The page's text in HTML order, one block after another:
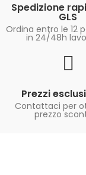
Spedizione
GLS
Ordina entro le 12
in 24/48h
Prezzi
Contattaci per
prezzo